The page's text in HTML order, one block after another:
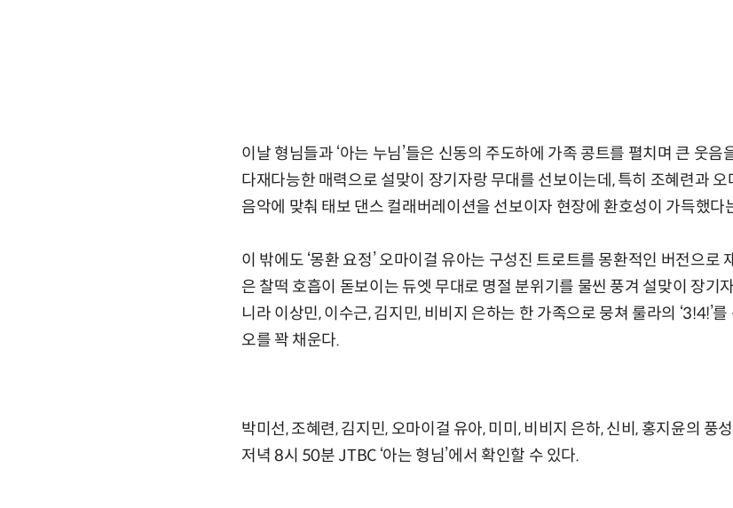
이날 형님들과 ‘아는 누님’들은 신동의 주도하에 가족 콩트를 펼치며 큰 웃음
다재다능한 매력으로 설맞이 장기자랑 무대를 선보이는데, 특히 조혜련과
음악에 맞춰 태보 댄스 컬래버레이션을 선보이자 현장에 환호성이 가득했다
이 밖에도 ‘몽환 요정’ 오마이걸 유아는 구성진 트로트를 몽환적인 버전으로
은 찰떡 호흡이 돋보이는 듀엣 무대로 명절 분위기를 물씬 풍겨 설맞이 장기
니라 이상민, 이수근, 김지민, 비비지 은하는 한 가족으로 뭉쳐 룰라의 ‘3!4!’
오를 꽉 채운다.
박미선, 조혜련, 김지민, 오마이걸 유아, 미미, 비비지 은하, 신비, 홍지윤의 풍
저녁 8시 50분 JTBC ‘아는 형님’에서 확인할 수 있다.